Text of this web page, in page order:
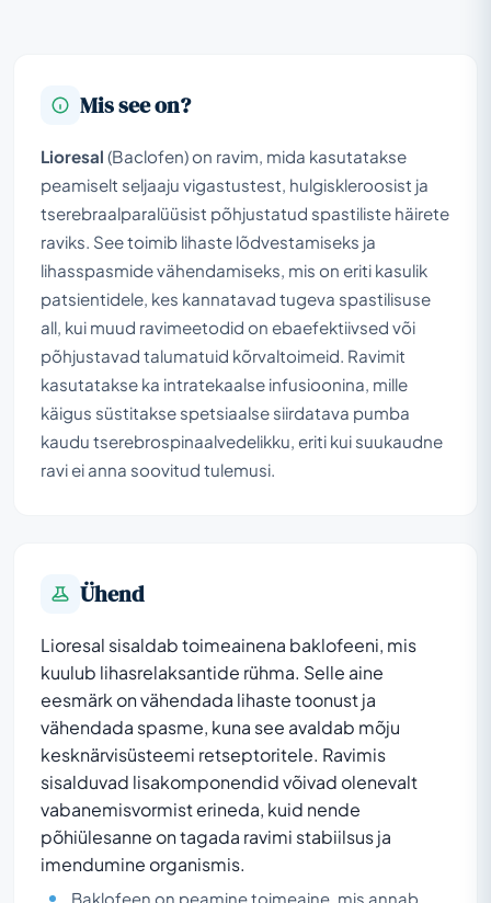
Mis see on?
Lioresal (Baclofen) on ravim, mida kasutatakse
peamiselt seljaaju vigastustest, hulgiskleroosist ja
tserebraalparalüüsist põhjustatud spastiliste häirete
raviks. See toimib lihaste lõdvestamiseks ja
lihasspasmide vähendamiseks, mis on eriti kasulik
patsientidele, kes kannatavad tugeva spastilisuse
all, kui muud ravimeetodid on ebaefektiivsed või
põhjustavad talumatuid kõrvaltoimeid. Ravimit
kasutatakse ka intratekaalse infusioonina, mille
käigus süstitakse spetsiaalse siirdatava pumba
kaudu tserebrospinaalvedelikku, eriti kui suukaudne
ravi ei anna soovitud tulemusi.
Ühend
Lioresal sisaldab toimeainena baklofeeni, mis
kuulub lihasrelaksantide rühma. Selle aine
eesmärk on vähendada lihaste toonust ja
vähendada spasme, kuna see avaldab mõju
kesknärvisüsteemi retseptoritele. Ravimis
sisalduvad lisakomponendid võivad olenevalt
vabanemisvormist erineda, kuid nende
põhiülesanne on tagada ravimi stabiilsus ja
imendumine organismis.
Baklofeen on peamine toimeaine, mis annab